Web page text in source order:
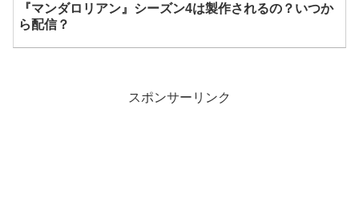
『マンダロリアン』シーズン4は製作されるの？いつか
ら配信？
スポンサーリンク